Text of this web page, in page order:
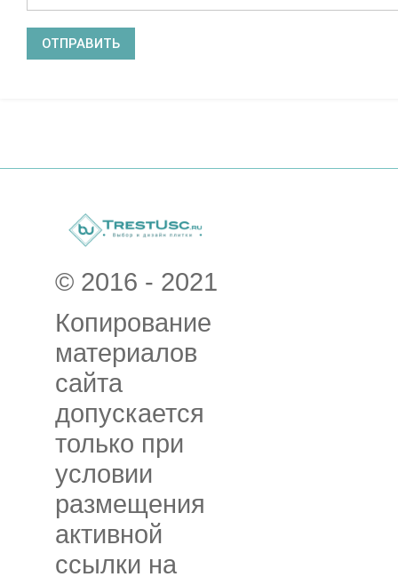
© 2016 - 2021
Копирование
материалов
сайта
допускается
только при
условии
размещения
активной
ссылки на